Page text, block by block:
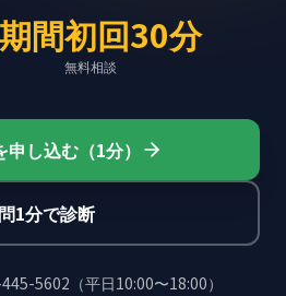
間初回30分
無料相談
し込む（1分）
1分で診断
5602（平日10:00〜18:00）